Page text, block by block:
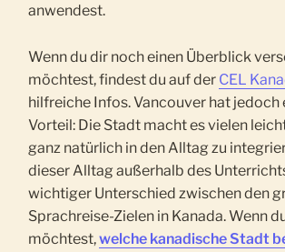
anwendest.
Wenn du dir noch einen Überblick
möchtest, findest du auf der CEL
hilfreiche Infos. Vancouver hat jedoch
Vorteil: Die Stadt macht es vielen
ganz natürlich in den Alltag zu
dieser Alltag außerhalb des
wichtiger Unterschied zwischen den
Sprachreise-Zielen in Kanada. Wenn
möchtest,welche kanadische Stadt